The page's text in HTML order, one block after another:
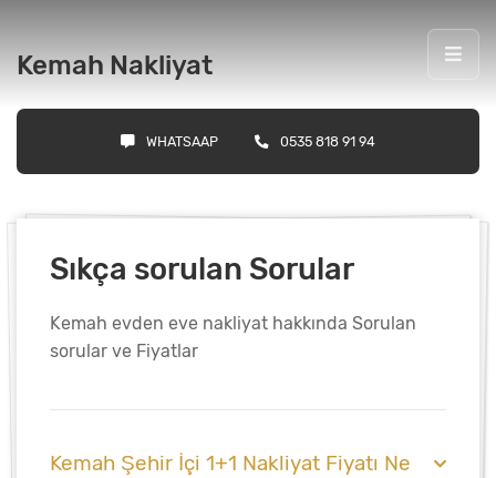
Kemah Nakliyat
WHATSAAP 0535 818 91 94
Sıkça sorulan Sorular
Kemah evden eve nakliyat hakkında Sorulan
sorular ve Fiyatlar
Kemah Şehir İçi 1+1 Nakliyat Fiyatı Ne